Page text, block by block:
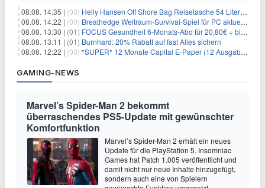
08.08. 14:35 | (00) Helly Hansen Off Shore Bag Reisetasche 54 Liter für 29,99€
08.08. 14:22 | (00) Breathedge Weltraum-Survival-Spiel für PC aktuell kostenlos bei Steam
08.08. 13:30 | (01) FOCUS Gesundheit 6-Monats-Abo für 20,80€ + bis zu 20€ Prämie
08.08. 13:11 | (01) Burnhard: 20% Rabatt auf fast Alles sichern
08.08. 12:22 | (00) *SUPER* 12 Monate Capital E-Paper (12 Ausgaben) für NUR 7€ (statt 80,04€)
GAMING-NEWS
Marvel’s Spider-Man 2 bekommt
überraschendes PS5-Update mit gewünschter
Komfortfunktion
Marvel’s Spider-Man 2 erhält ein neues
Update für die PlayStation 5. Insomniac
Games hat Patch 1.005 veröffentlicht und
damit nicht nur neue Inhalte hinzugefügt,
sondern auch eine von Spielern